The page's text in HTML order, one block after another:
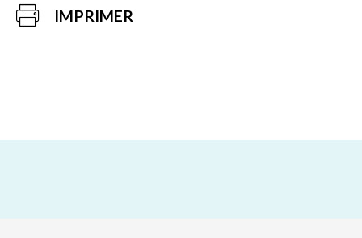
IMPRIMER